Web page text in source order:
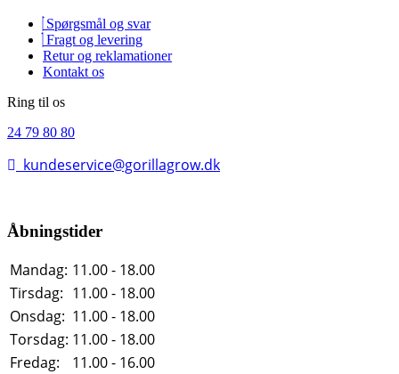
Spørgsmål og svar
Fragt og levering
Retur og reklamationer
Kontakt os
Ring til os
24 79 80 80
kundeservice@gorillagrow.dk
Åbningstider
Mandag: 11.00 - 18.00
Tirsdag: 11.00 - 18.00
Onsdag: 11.00 - 18.00
Torsdag: 11.00 - 18.00
Fredag:
11.00 - 16.00